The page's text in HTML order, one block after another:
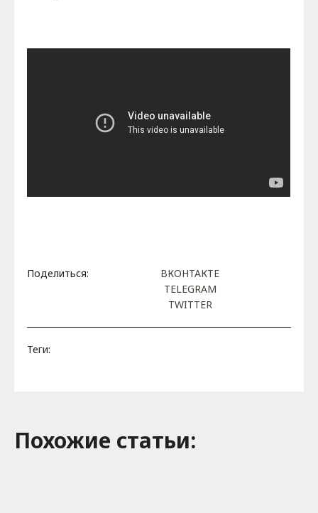
Поделиться:
ВКОНТАКТЕ
TELEGRAM
TWITTER
Теги:
Похожие cтатьи: